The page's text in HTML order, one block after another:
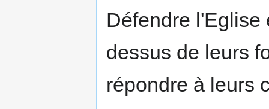
Défendre l'Eglise
dessus de leurs
répondre à leurs